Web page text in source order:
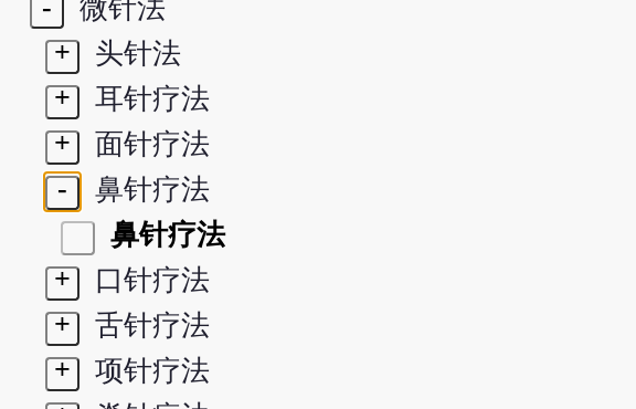
-
微针法
+
头针法
+
耳针疗法
+
面针疗法
-
鼻针疗法
鼻针疗法
+
口针疗法
+
舌针疗法
+
项针疗法